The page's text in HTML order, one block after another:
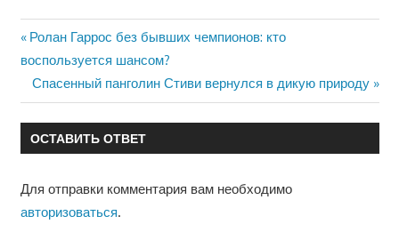
Навигация
по
записям
Предыдущая
запись:
Ролан Гаррос без бывших чемпионов: кто
воспользуется шансом?
Следующая
запись:
Спасенный панголин Стиви вернулся в дикую природу
ОСТАВИТЬ ОТВЕТ
Для отправки комментария вам необходимо
авторизоваться.